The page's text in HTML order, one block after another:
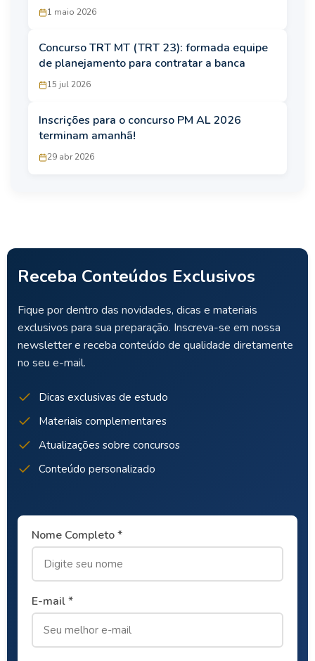
1 maio 2026
Concurso TRT MT (TRT 23): formada equipe
de planejamento para contratar a banca
15 jul 2026
Inscrições para o concurso PM AL 2026
terminam amanhã!
29 abr 2026
Receba Conteúdos Exclusivos
Fique por dentro das novidades, dicas e materiais
exclusivos para sua preparação. Inscreva-se em nossa
newsletter e receba conteúdo de qualidade diretamente
no seu e-mail.
Dicas exclusivas de estudo
Materiais complementares
Atualizações sobre concursos
Conteúdo personalizado
Nome Completo *
E-mail *